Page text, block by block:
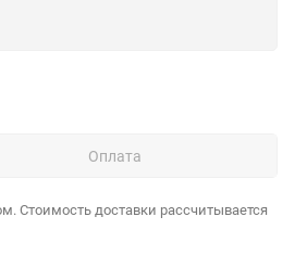
Оплата
Стоимость доставки рассчитывается